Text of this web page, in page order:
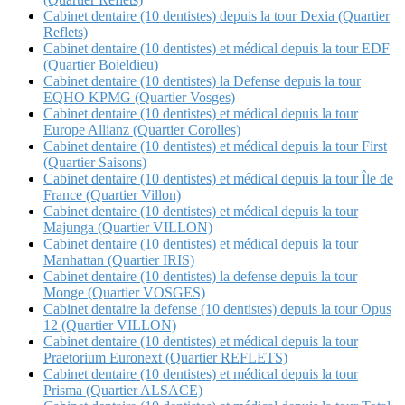
Cabinet dentaire (10 dentistes) depuis la tour Dexia (Quartier
Reflets)
Cabinet dentaire (10 dentistes) et médical depuis la tour EDF
(Quartier Boieldieu)
Cabinet dentaire (10 dentistes) la Defense depuis la tour
EQHO KPMG (Quartier Vosges)
Cabinet dentaire (10 dentistes) et médical depuis la tour
Europe Allianz (Quartier Corolles)
Cabinet dentaire (10 dentistes) et médical depuis la tour First
(Quartier Saisons)
Cabinet dentaire (10 dentistes) et médical depuis la tour Île de
France (Quartier Villon)
Cabinet dentaire (10 dentistes) et médical depuis la tour
Majunga (Quartier VILLON)
Cabinet dentaire (10 dentistes) et médical depuis la tour
Manhattan (Quartier IRIS)
Cabinet dentaire (10 dentistes) la defense depuis la tour
Monge (Quartier VOSGES)
Cabinet dentaire la defense (10 dentistes) depuis la tour Opus
12 (Quartier VILLON)
Cabinet dentaire (10 dentistes) et médical depuis la tour
Praetorium Euronext (Quartier REFLETS)
Cabinet dentaire (10 dentistes) et médical depuis la tour
Prisma (Quartier ALSACE)